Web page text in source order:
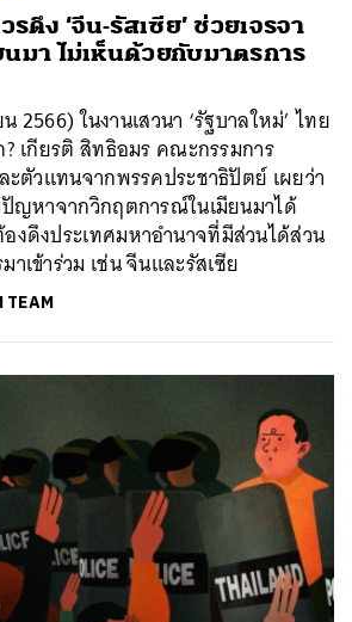
ดึง ‘จีน-รัสเซีย’ ช่วยเจรจา
มา ไม่เห็นด้วยกับมาตรการ
2566) ในงานเสวนา ‘รัฐบาลใหม่’ ไทย
เกียรติ สิทธิอมร คณะกรรมการ
ะตัวแทนจากพรรคประชาธิปัตย์ เผยว่า
ญหาจากวิกฤตการณ์ในเมียนมาได้
งดึงประเทศมหาอำนาจที่มีส่วนได้ส่วน
เข้าร่วม เช่น จีนและรัสเซีย
TEAM